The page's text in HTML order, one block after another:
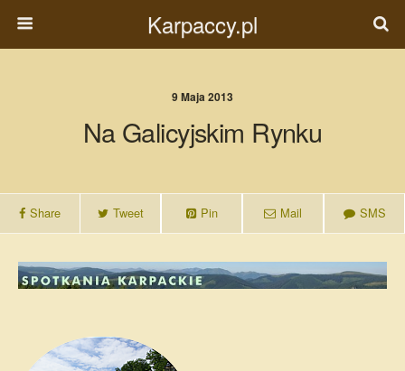
Karpaccy.pl
9 Maja 2013
Na Galicyjskim Rynku
Share Tweet Pin Mail SMS